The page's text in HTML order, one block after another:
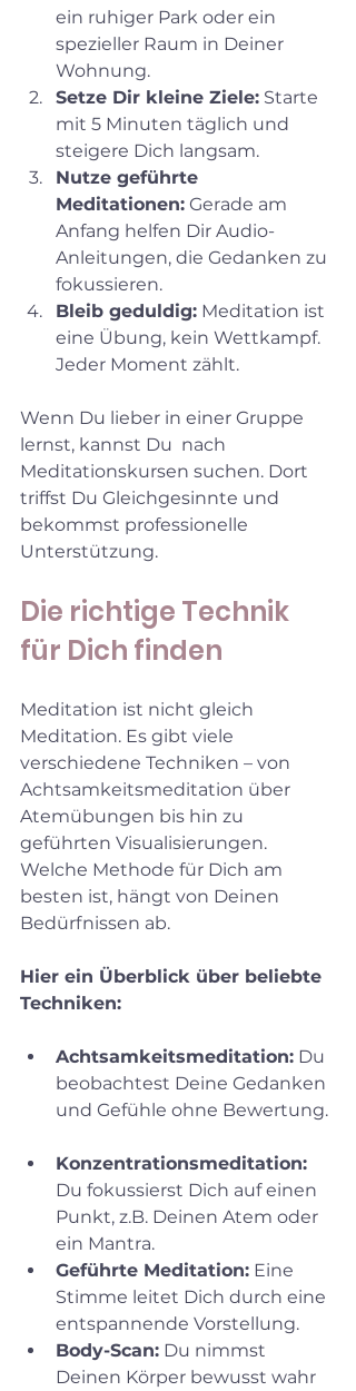
ein ruhiger Park oder ein
spezieller Raum in Deiner
Wohnung.
Setze Dir kleine Ziele: Starte
mit 5 Minuten täglich und
steigere Dich langsam.
Nutze geführte
Meditationen: Gerade am
Anfang helfen Dir Audio-
Anleitungen, die Gedanken zu
fokussieren.
Bleib geduldig: Meditation ist
eine Übung, kein Wettkampf.
Jeder Moment zählt.
Wenn Du lieber in einer Gruppe
lernst, kannst Du  nach
Meditationskursen suchen. Dort
triffst Du Gleichgesinnte und
bekommst professionelle
Unterstützung.
Die richtige Technik
für Dich finden
Meditation ist nicht gleich
Meditation. Es gibt viele
verschiedene Techniken – von
Achtsamkeitsmeditation über
Atemübungen bis hin zu
geführten Visualisierungen.
Welche Methode für Dich am
besten ist, hängt von Deinen
Bedürfnissen ab.
Hier ein Überblick über beliebte
Techniken:
Achtsamkeitsmeditation: Du
beobachtest Deine Gedanken
und Gefühle ohne Bewertung.
Konzentrationsmeditation:
Du fokussierst Dich auf einen
Punkt, z.B. Deinen Atem oder
ein Mantra.
Geführte Meditation: Eine
Stimme leitet Dich durch eine
entspannende Vorstellung.
Body-Scan: Du nimmst
Deinen Körper bewusst wahr